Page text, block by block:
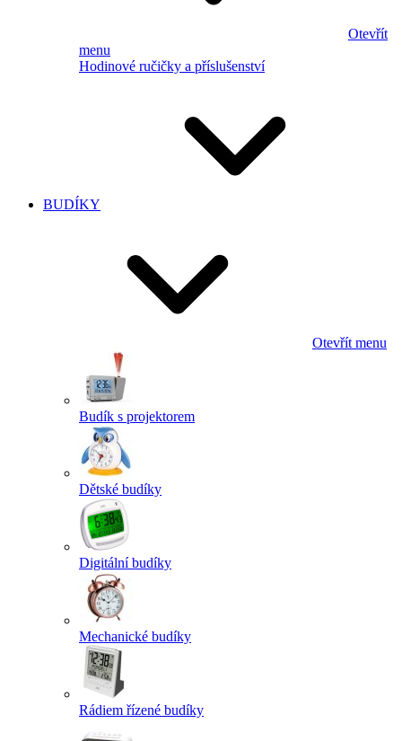
Otevřít
menu
Hodinové ručičky a příslušenství
BUDÍKY
Otevřít menu
Budík s projektorem
Dětské budíky
Digitální budíky
Mechanické budíky
Rádiem řízené budíky